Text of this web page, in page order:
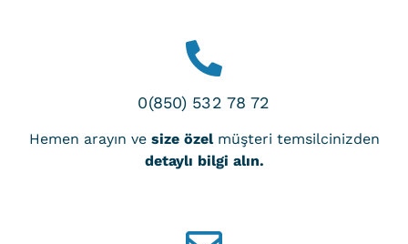
0(850) 532 78 72
Hemen arayın ve size özelmüşteri temsilcinizden
detaylı bilgi alın.